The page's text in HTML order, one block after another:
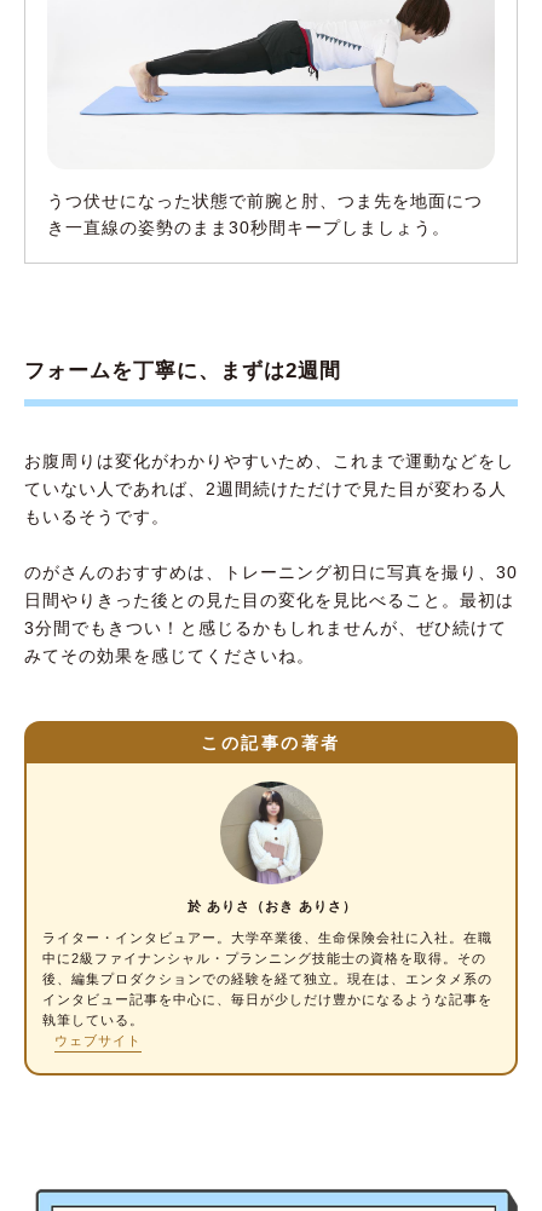
うつ伏せになった状態で前腕と肘、つま先を地面につ
き一直線の姿勢のまま30秒間キープしましょう。
フォームを丁寧に、まずは2週間
お腹周りは変化がわかりやすいため、これまで運動などをし
ていない人であれば、2週間続けただけで見た目が変わる人
もいるそうです。
のがさんのおすすめは、トレーニング初日に写真を撮り、30
日間やりきった後との見た目の変化を見比べること。最初は
3分間でもきつい！と感じるかもしれませんが、ぜひ続けて
みてその効果を感じてくださいね。
この記事の著者
於 ありさ（おき ありさ）
ライター・インタビュアー
。大学卒業後、生命保険会社に入社。在職
中に2級ファイナンシャル・プランニング技能士の資格を取得。その
後、編集プロダクションでの経験を経て独立。現在は、エンタメ系の
インタビュー記事を中心に、毎日が少しだけ豊かになるような記事を
執筆している。
ウェブサイト